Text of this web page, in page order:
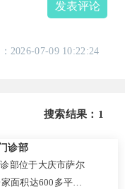
发表评论
2026-07-09 10:22:24
搜索结果：1
诊部
部位于大庆市萨尔
面积达600多平方